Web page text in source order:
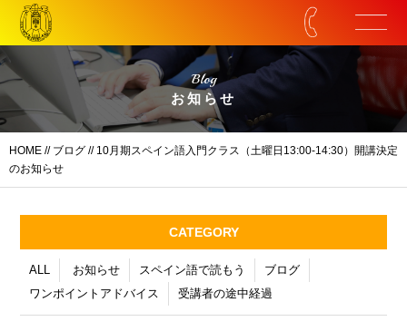
Blog
お知らせ
HOME // ブログ // 10月期スペイン語入門クラス（土曜日13:00-14:30）開講決定
のお知らせ
CATEGORY
ALL お知らせ スペイン語で読もう
ブログ
ワンポイントアドバイス
受講者の途中経過